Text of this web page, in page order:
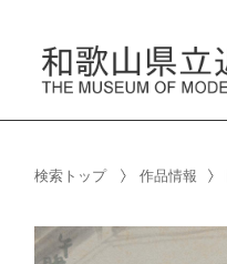
検索トップ 作品情報